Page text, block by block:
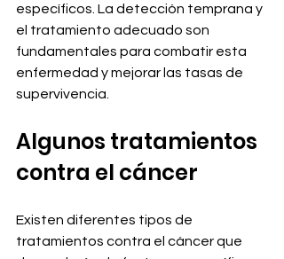
específicos. La detección temprana y
el tratamiento adecuado son
fundamentales para combatir esta
enfermedad y mejorar las tasas de
supervivencia.
Algunos tratamientos
contra el cáncer
Existen diferentes tipos de
tratamientos contra el cáncer que